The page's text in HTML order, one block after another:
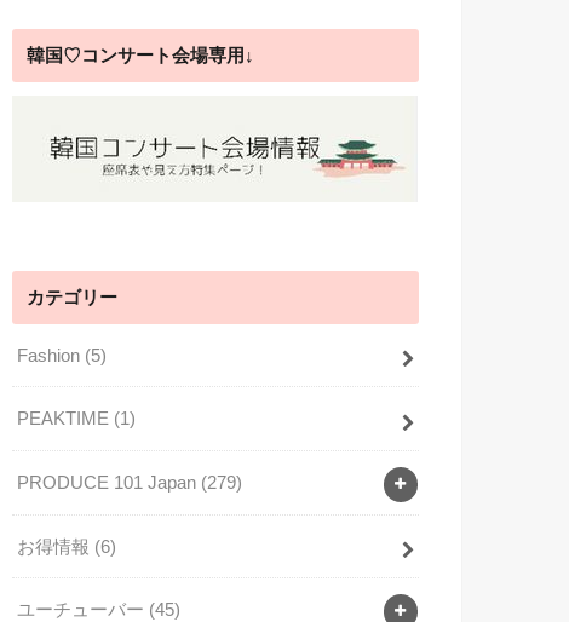
韓国♡コンサート会場専用↓
カテゴリー
Fashion (5)
PEAKTIME (1)
PRODUCE 101 Japan (279)
お得情報 (6)
ユーチューバー (45)